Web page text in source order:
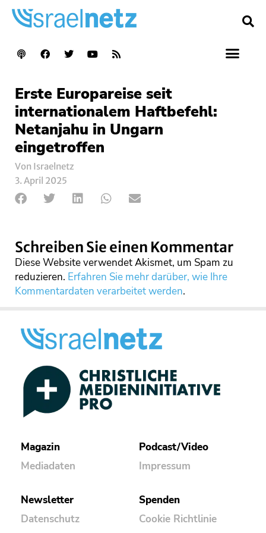
Erste Europareise seit
internationalem Haftbefehl:
Netanjahu in Ungarn
eingetroffen
Von Israelnetz
3. April 2025
Schreiben Sie einen Kommentar
Diese Website verwendet Akismet, um Spam zu
reduzieren. Erfahren Sie mehr darüber, wie Ihre
Kommentardaten verarbeitet werden.
Magazin
Mediadaten
Podcast/Video
Impressum
Newsletter
Datenschutz
Spenden
Cookie Richtlinie